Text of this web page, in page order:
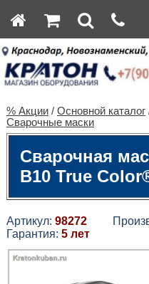
% Акции/ Основной каталог
Сварочные маски
Сварочная
B10 True
Артикул: 98272
Гарантия: 5 лет